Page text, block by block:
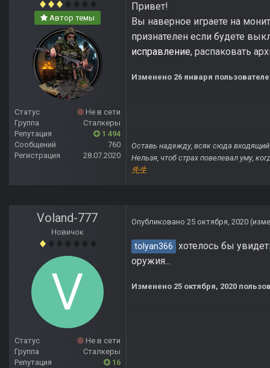
Автор темы
Статус
Не в сети
Группа
Сталкеры
Репутация
1 494
Сообщений
760
Регистрация
28.07.2020
Привет!
Вы наверное играете на
признателен если будете
исправление, распаковать
Изменено 26 января
Оставь надежду, всяк сюда
Нельзя, чтоб страх повелевал уму,
先生
Voland-777
Новичок
Статус
Не в сети
Группа
Сталкеры
Репутация
16
Опубликовано 25 октября, 2020
tolyan366 хотелось бы
оружия...
Изменено 25 октября, 2020